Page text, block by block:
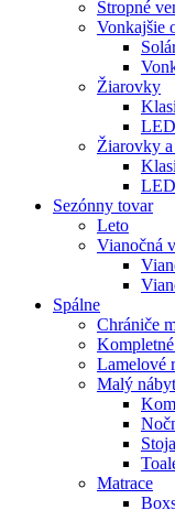
Stropné
Vonkajšie
Žiarovky
Žiarovky
Sezónny tovar
Leto
Vianočná
Spálne
Chrániče
Lamelové
Malý
Matrace